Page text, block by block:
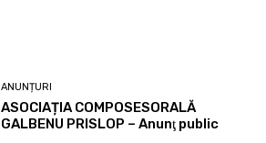
ANUNȚURI
ASOCIAȚIA COMPOSESORALĂ
GALBENU PRISLOP – Anunţ public